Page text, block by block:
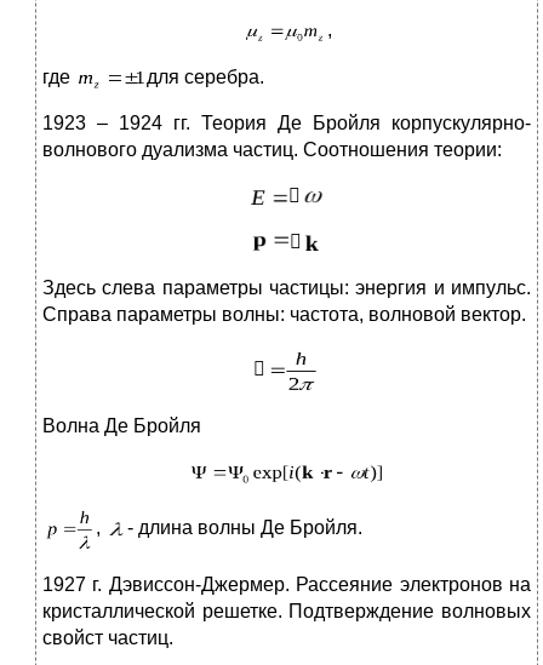
,
где для серебра.
1923 – 1924 гг. Теория Де Бройля корпускулярно-
волнового дуализма частиц. Соотношения теории:


Здесь слева параметры частицы: энергия и импульс.
Справа параметры волны: частота, волновой вектор.

Волна Де Бройля
, - длина волны Де Бройля.
1927 г. Дэвиссон-Джермер. Рассеяние электронов на
кристаллической решетке. Подтверждение волновых
свойст частиц.